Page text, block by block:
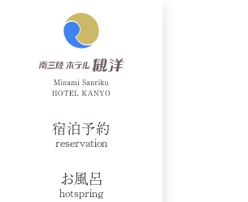
宿泊予約
reservation
お風呂
hotspring